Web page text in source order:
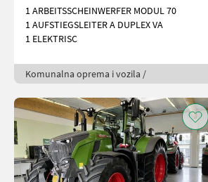
1 ARBEITSSCHEINWERFER MODUL 70
1 AUFSTIEGSLEITER A DUPLEX VA
1 ELEKTRISC
Komunalna oprema i vozila /